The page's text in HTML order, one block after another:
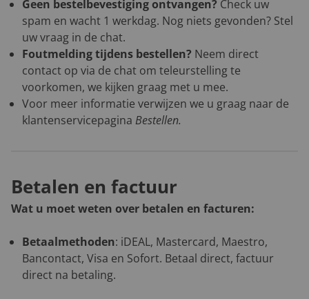
Geen bestelbevestiging ontvangen? Check uw
spam en wacht 1 werkdag. Nog niets gevonden? Stel
uw vraag in de chat.
Foutmelding tijdens bestellen? Neem direct
contact op via de chat om teleurstelling te
voorkomen, we kijken graag met u mee.
Voor meer informatie verwijzen we u graag naar de
klantenservicepagina Bestellen.
Betalen en factuur
Wat u moet weten over betalen en facturen:
Betaalmethoden: iDEAL, Mastercard, Maestro,
Bancontact, Visa en Sofort. Betaal direct, factuur
direct na betaling.